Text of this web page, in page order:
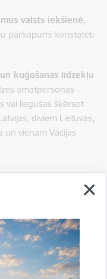
valsts iekšienē,
pārkāpumi konstatēti
kuģošanas līdzekļu
amatpersonas
vai liegušas šķērsot
diviem Lietuvas,
un vienam Vācijas
Stratēģiskās attīstības
speciāliste